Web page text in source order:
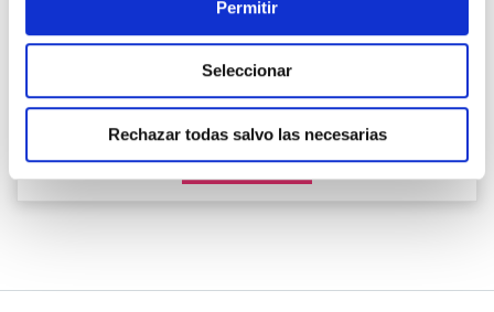
Permitir
Seleccionar
Rechazar todas salvo las necesarias
x 40 cm gris madera 150kg/est simonrack
Simonrack
66,34 €
Añadir al carrito